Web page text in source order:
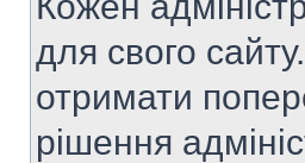
для свого
отримати
рішення